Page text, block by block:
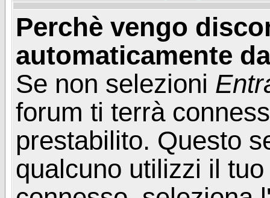
Perchè vengo
automaticamente
Se non selezioni
forum ti terrà
prestabilito. Questo
qualcuno utilizzi il